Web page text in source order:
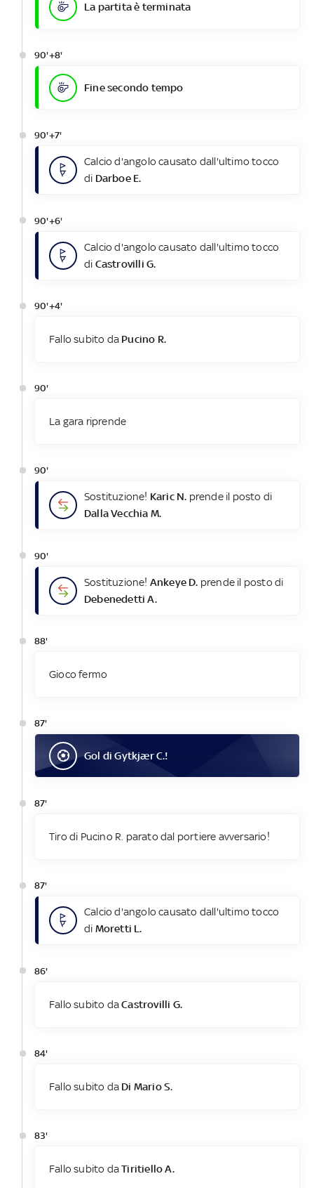
La partita è terminata
90'+8'
Fine secondo tempo
90'+7'
Calcio d'angolo causato dall'ultimo tocco
di Darboe E.
90'+6'
Calcio d'angolo causato dall'ultimo tocco
di Castrovilli G.
90'+4'
Fallo subito da Pucino R.
90'
La gara riprende
90'
Sostituzione! Karic N. prende il posto di
Dalla Vecchia M.
90'
Sostituzione! Ankeye D. prende il posto di
Debenedetti A.
88'
Gioco fermo
87'
Gol diGytkjær C.!
87'
Tiro di Pucino R. parato dal portiere avversario!
87'
Calcio d'angolo causato dall'ultimo tocco
di Moretti L.
86'
Fallo subito daCastrovilli G.
84'
Fallo subito da Di Mario S.
83'
Fallo subito daTiritiello A.